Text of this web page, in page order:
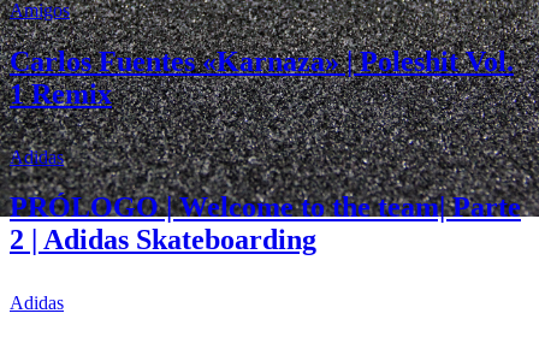
Amigos
Carlos Fuentes «Karnaza» | Poleshit Vol.
1 Remix
Adidas
PRÓLOGO | Welcome to the team| Parte
2 | Adidas Skateboarding
Adidas